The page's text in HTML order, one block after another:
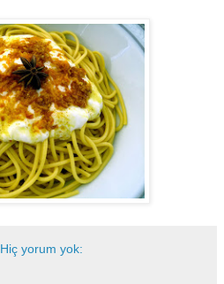
Hiç yorum yok: